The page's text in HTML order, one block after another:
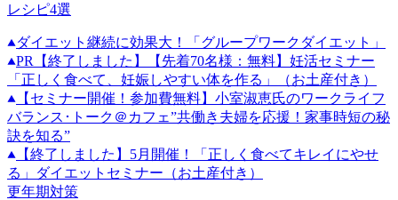
レシピ4選
ダイエット継続に効果大！「グループワークダイエット」
PR
【終了しました】【先着70名様：無料】妊活セミナー
「正しく食べて、妊娠しやすい体を作る」（お土産付き）
【セミナー開催！参加費無料】小室淑恵氏のワークライフ
バランス･トーク＠カフェ”共働き夫婦を応援！家事時短の秘
訣を知る”
【終了しました】5月開催！「正しく食べてキレイにやせ
る」ダイエットセミナー（お土産付き）
更年期対策